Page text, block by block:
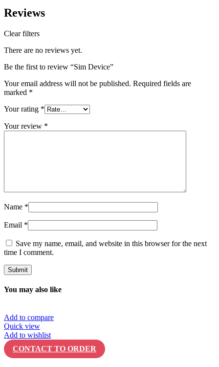
Reviews
Clear filters
There are no reviews yet.
Be the first to review “Sim Device”
Your email address will not be published. Required fields are
marked *
Your rating *
Your review *
Name *
Email *
Save my name, email, and website in this browser for the next
time I comment.
You may also like
Add to compare
Quick view
Add to wishlist
CONTACT TO ORDER